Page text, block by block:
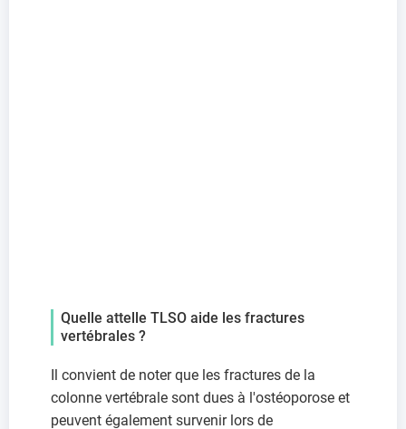
Quelle attelle TLSO aide les fractures
vertébrales ?
Il convient de noter que les fractures de la
colonne vertébrale sont dues à l'ostéoporose et
peuvent également survenir lors de